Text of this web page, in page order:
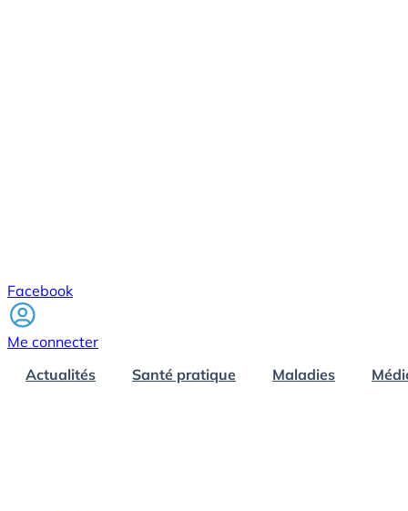
Facebook
Me connecter
Actualités
Santé pratique Maladies